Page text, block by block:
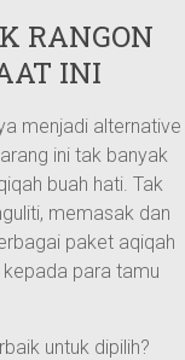
RANGON
INI
menjadi alternative
ini tak banyak
buah hati. Tak
memasak dan
paket aqiqah
para tamu
untuk dipilih?